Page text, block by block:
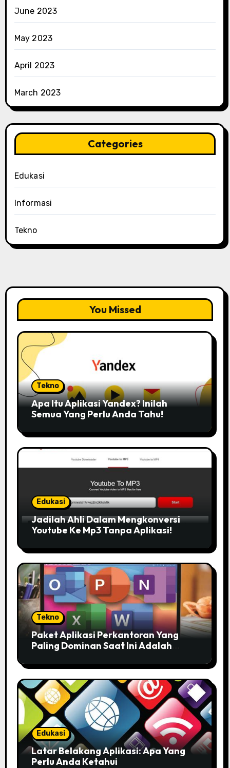
June 2023
May 2023
April 2023
March 2023
Categories
Edukasi
Informasi
Tekno
You Missed
Tekno
Apa Itu Aplikasi Yandex? Inilah
Semua Yang Perlu Anda Tahu!
Edukasi
Jadilah Ahli Dalam Mengkonversi
Youtube Ke Mp3 Tanpa Aplikasi!
Tekno
Paket Aplikasi Perkantoran Yang
Paling Dominan Saat Ini Adalah
Anda!
Edukasi
Latar Belakang Aplikasi: Apa Yang
Perlu Anda Ketahui